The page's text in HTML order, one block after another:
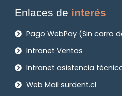
Enlaces de interés
Pago WebPay (Sin carro
Intranet Ventas
Intranet asistencia
Web Mail surdent.cl